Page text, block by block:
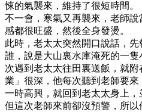
悚的氣襲來，維持了很短時間。
不一會，寒氣又再襲來，老師
感都很旺盛，然後全身發燙。
此時，老太太突然開口說話，
誰，說是大山裏水庫淹死的一
次遇到老太太往田裏送飯，就
業」很深，他每次聽到老師要來
一時高興，就回到老太太身上，
但這次老師來前卻沒預警，所以